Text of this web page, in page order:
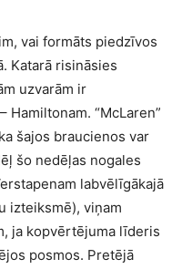
vai formāts piedzīvos
Katarā risināsies
uzvarām ir
Hamiltonam. “McLaren”
šajos braucienos var
šo nedēļas nogales
labvēlīgākajā
izteiksmē), viņam
ja kopvērtējuma līderis
posmos. Pretējā